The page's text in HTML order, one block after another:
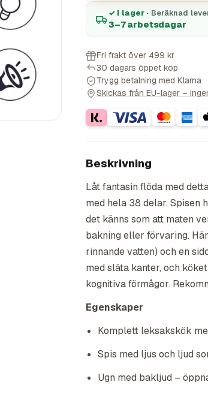
✓ I lager · Beräknad
3–7 arbetsdagar
Fri frakt över 499 kr
30 dagars öppet köp
Trygg betalning med Klarna
Skickas från EU-lager –
Beskrivning
Låt fantasin flöda med
med hela 38 delar. Spisen
det känns som att maten
bakning eller förvaring.
rinnande vatten) och en
med släta kanter, och
kognitiva förmågor.
Egenskaper
Komplett leksakskök
Spis med ljus och ljud
Ugn med bakljud –